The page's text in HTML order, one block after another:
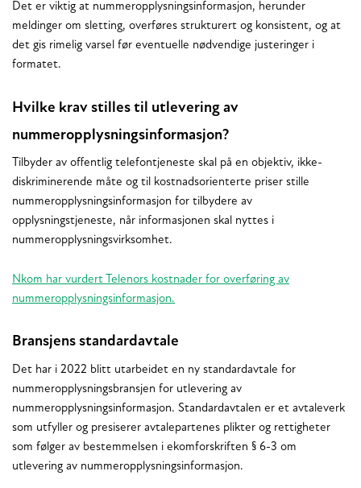
Det er viktig at nummeropplysningsinformasjon, herunder
meldinger om sletting, overføres strukturert og konsistent, og at
det gis rimelig varsel før eventuelle nødvendige justeringer i
formatet.
Hvilke krav stilles til utlevering av
nummeropplysningsinformasjon?
Tilbyder av offentlig telefontjeneste skal på en objektiv, ikke-
diskriminerende måte og til kostnadsorienterte priser stille
nummeropplysningsinformasjon for tilbydere av
opplysningstjeneste, når informasjonen skal nyttes i
nummeropplysningsvirksomhet.
Nkom har vurdert Telenors kostnader for overføring av
nummeropplysningsinformasjon.
Bransjens standardavtale
Det har i 2022 blitt utarbeidet en ny standardavtale for
nummeropplysningsbransjen for utlevering av
nummeropplysningsinformasjon. Standardavtalen er et avtaleverk
som utfyller og presiserer avtalepartenes plikter og rettigheter
som følger av bestemmelsen i ekomforskriften § 6-3 om
utlevering av nummeropplysningsinformasjon.